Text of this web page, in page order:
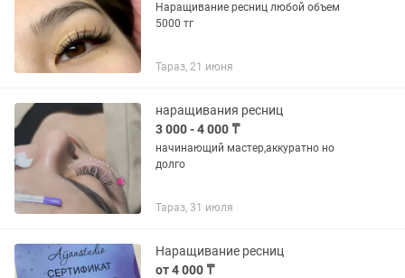
Наращивание ресниц любой объем
5000 тг
Тараз, 21 июня
наращивания ресниц
3 000 - 4 000 ₸
начинающий мастер,аккуратно но
долго
Тараз, 31 июля
Наращивание ресниц
от 4 000 ₸